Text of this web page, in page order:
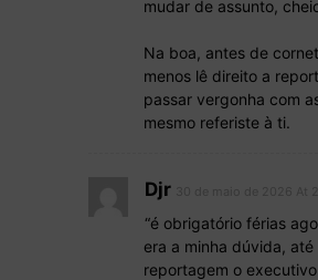
mudar de assunto,
Na boa, antes de
menos lê direito a
passar vergonha com
mesmo referiste à ti.
Djr
“é obrigatório férias
era a minha dúvida,
reportagem o